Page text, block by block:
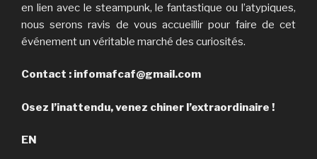
en lien avec le steampunk, le fantastique ou l’atypiques,
nous serons ravis de vous accueillir pour faire de cet
événement un véritable marché des curiosités.
Contact : infomafcaf@gmail.com
Osez l’inattendu, venez chiner l’extraordinaire !
EN